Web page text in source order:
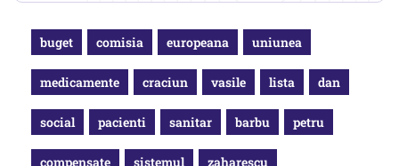
buget comisia europeana uniunea
medicamente craciun vasile lista dan
social pacienti sanitar barbu petru
compensate sistemul zaharescu